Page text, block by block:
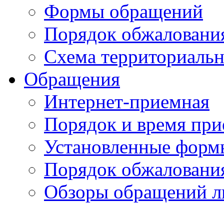
Формы обращений
Порядок
Схема
Обращения
Интернет-приемная
Порядок и время
Установленные
Порядок
Обзоры обращений